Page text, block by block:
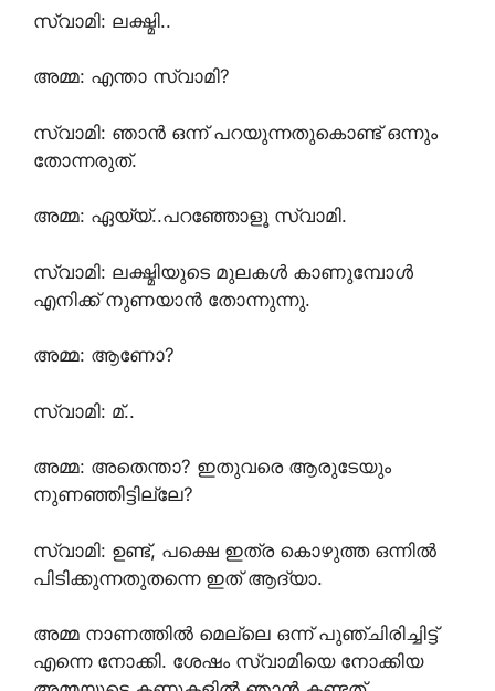
സ്വാമി: ലക്ഷ്മി..
അമ്മ: എന്താ സ്വാമി?
സ്വാമി: ഞാൻ ഒന്ന് പറയുന്നതുകൊണ്ട് ഒന്നും
തോന്നരുത്.
അമ്മ: ഏയ്യ്..പറഞ്ഞോളൂ സ്വാമി.
സ്വാമി: ലക്ഷ്മിയുടെ മുലകൾ കാണുമ്പോൾ
എനിക്ക് നുണയാൻ തോന്നുന്നു.
അമ്മ: ആണോ?
സ്വാമി: മ്..
അമ്മ: അതെന്താ? ഇതുവരെ ആരുടേയും
നുണഞ്ഞിട്ടില്ലേ?
സ്വാമി: ഉണ്ട്, പക്ഷെ ഇത്ര കൊഴുത്ത ഒന്നിൽ
പിടിക്കുന്നതുതന്നെ ഇത് ആദ്യാ.
അമ്മ നാണത്തിൽ മെല്ലെ ഒന്ന് പുഞ്ചിരിച്ചിട്ട്
എന്നെ നോക്കി. ശേഷം സ്വാമിയെ നോക്കിയ